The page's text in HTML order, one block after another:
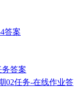
答案
答案